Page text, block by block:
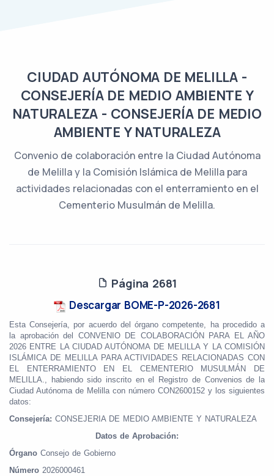
CIUDAD AUTÓNOMA DE MELILLA -
CONSEJERÍA DE MEDIO AMBIENTE Y
NATURALEZA - CONSEJERÍA DE MEDIO
AMBIENTE Y NATURALEZA
Convenio de colaboración entre la Ciudad Autónoma
de Melilla y la Comisión Islámica de Melilla para
actividades relacionadas con el enterramiento en el
Cementerio Musulmán de Melilla.
Página 2681
Descargar BOME-P-2026-2681
Esta Consejería, por acuerdo del órgano competente, ha procedido a
la aprobación del CONVENIO DE COLABORACIÓN PARA EL AÑO
2026 ENTRE LA CIUDAD AUTÓNOMA DE MELILLA Y LA COMISIÓN
ISLÁMICA DE MELILLA PARA ACTIVIDADES RELACIONADAS CON
EL ENTERRAMIENTO EN EL CEMENTERIO MUSULMÁN DE
MELILLA., habiendo sido inscrito en el Registro de Convenios de la
Ciudad Autónoma de Melilla con número CON2600152 y los siguientes
datos:
Consejería: CONSEJERIA DE MEDIO AMBIENTE Y NATURALEZA
Datos de Aprobación:
Órgano Consejo de Gobierno
Número 2026000461